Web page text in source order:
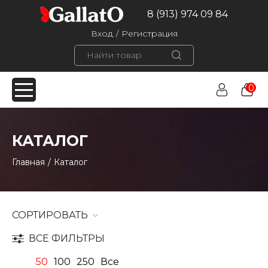
8 (913) 974 09 84
Вход / Регистрация
0
КАТАЛОГ
Главная / Каталог
СОРТИРОВАТЬ
ВСЕ ФИЛЬТРЫ
50 100 250 Все